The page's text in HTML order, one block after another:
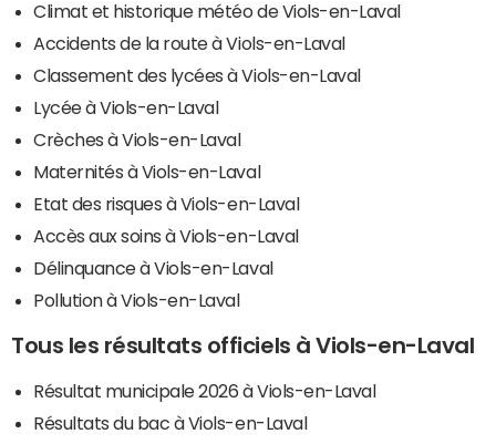
Climat et historique météo de Viols-en-Laval
Accidents de la route à Viols-en-Laval
Classement des lycées à Viols-en-Laval
Lycée à Viols-en-Laval
Crèches à Viols-en-Laval
Maternités à Viols-en-Laval
Etat des risques à Viols-en-Laval
Accès aux soins à Viols-en-Laval
Délinquance à Viols-en-Laval
Pollution à Viols-en-Laval
Tous les résultats officiels à Viols-en-Laval
Résultat municipale 2026 à Viols-en-Laval
Résultats du bac à Viols-en-Laval